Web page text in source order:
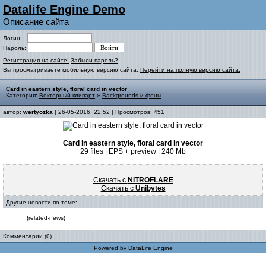
Datalife Engine Demo
Описание сайта
Логин:
Пароль:
Регистрация на сайте! Забыли пароль?
Вы просматриваете мобильную версию сайта. Перейти на полную версию сайта.
Card in eastern style, floral card in vector
Категория: Векторный клипарт » Backgrounds и фоны
автор: wertyozka | 26-05-2016, 22:52 | Просмотров: 451
Card in eastern style, floral card in vector
29 files | EPS + preview | 240 Mb
Скачать с NITROFLARE
Скачать с Unibytes
Другие новости по теме:
{related-news}
Комментарии (0)
Powered by DataLife Engine